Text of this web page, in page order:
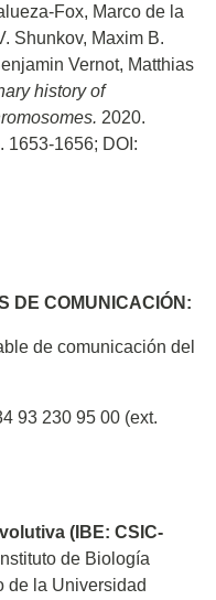
Fox, Marco de la
Shunkov, Maxim B.
Vernot, Matthias
history of
2020.
1653-1656; DOI:
DE COMUNICACIÓN:
de comunicación del
93 230 95 00 (ext.
(IBE: CSIC-
de Biología
de la Universidad